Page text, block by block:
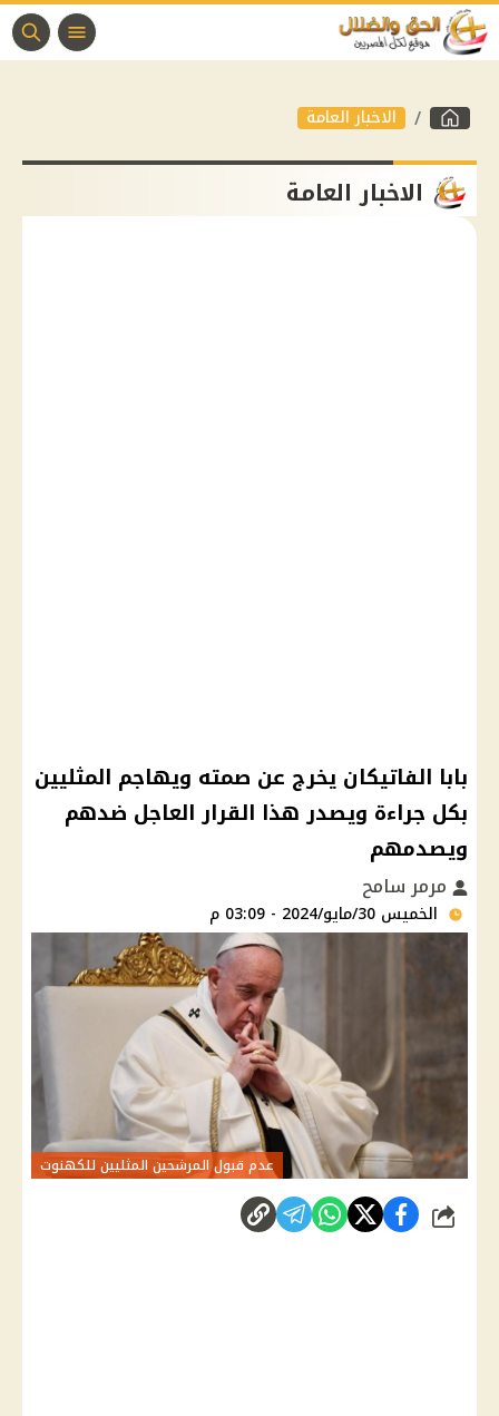
الاخبار العامة
الاخبار العامة
بابا الفاتيكان يخرج عن صمته ويهاجم المثليين
بكل جراءة ويصدر هذا القرار العاجل ضدهم
ويصدمهم
مرمر سامح
الخميس 30/مايو/2024 - 03:09 م
عدم قبول المرشحين المثليين للكهنوت
شارك